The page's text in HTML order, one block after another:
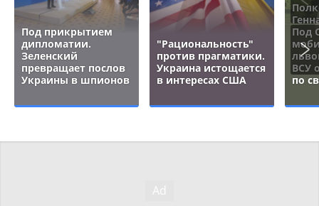
Под прикрытием
дипломатии.
Зеленский
превращает послов
Украины в шпионов
"Рациональность"
против прагматики.
Украина истощается
в интересах США
Под
ВСУ
по